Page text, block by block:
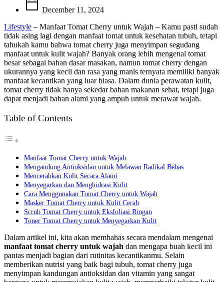
December 11, 2024
Lifestyle – Manfaat Tomat Cherry untuk Wajah – Kamu pasti sudah
tidak asing lagi dengan manfaat tomat untuk kesehatan tubuh, tetapi
tahukah kamu bahwa tomat cherry juga menyimpan segudang
manfaat untuk kulit wajah? Banyak orang lebih mengenal tomat
besar sebagai bahan dasar masakan, namun tomat cherry dengan
ukurannya yang kecil dan rasa yang manis ternyata memiliki banyak
manfaat kecantikan yang luar biasa. Dalam dunia perawatan kulit,
tomat cherry tidak hanya sekedar bahan makanan sehat, tetapi juga
dapat menjadi bahan alami yang ampuh untuk merawat wajah.
Table of Contents
Manfaat Tomat Cherry untuk Wajah
Mengandung Antioksidan untuk Melawan Radikal Bebas
Mencerahkan Kulit Secara Alami
Menyegarkan dan Menghidrasi Kulit
Cara Menggunakan Tomat Cherry untuk Wajah
Masker Tomat Cherry untuk Kulit Cerah
Scrub Tomat Cherry untuk Eksfoliasi Ringan
Toner Tomat Cherry untuk Menyegarkan Kulit
Dalam artikel ini, kita akan membahas secara mendalam mengenai
manfaat tomat cherry untuk wajah dan mengapa buah kecil ini
pantas menjadi bagian dari rutinitas kecantikanmu. Selain
memberikan nutrisi yang baik bagi tubuh, tomat cherry juga
menyimpan kandungan antioksidan dan vitamin yang sangat